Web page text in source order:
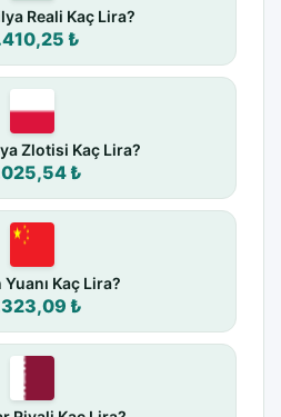
Reali Kaç Lira?
₺
Zlotisi Kaç Lira?
₺
Kaç Lira?
₺